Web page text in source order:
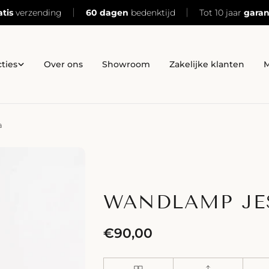
verzending 60 dagen bedenktijd Tot 10 jaar
Over ons Showroom Zakelijke klanten
WANDLAMP
Normale
€90,00